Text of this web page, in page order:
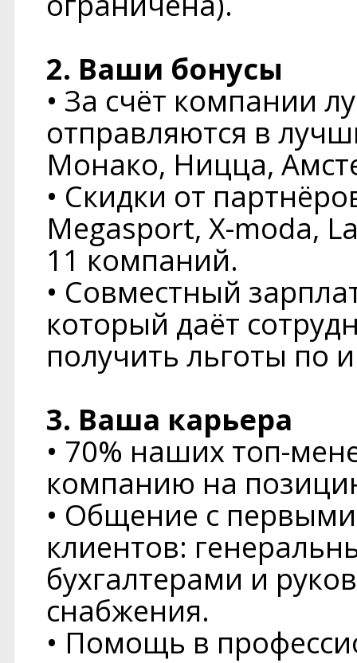
2. Ваши бонусы
• За счёт компании
отправляются в
Монако, Ницца,
• Скидки от
Megasport, X-moda,
11 компаний.
• Совместный
который даёт
получить льготы по
3. Ваша карьера
• 70% наших топ-
компанию на
• Общение с
клиентов:
бухгалтерами и
снабжения.
• Помощь в